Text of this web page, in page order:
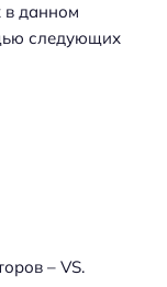
в данном
следующих
– VS.